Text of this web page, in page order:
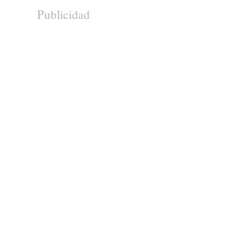
Publicidad